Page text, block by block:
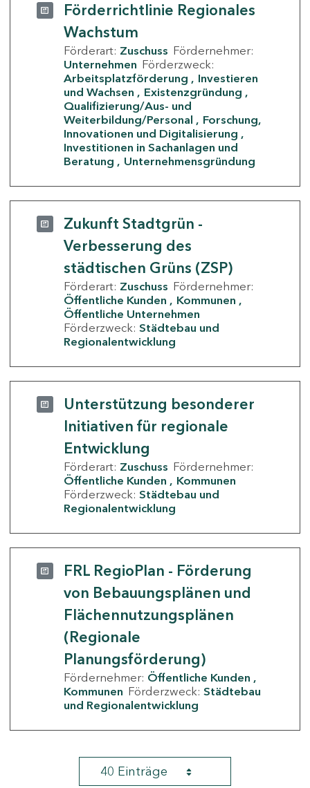
Förderrichtlinie Regionales
Wachstum
Förderart: Zuschuss Fördernehmer:
Unternehmen Förderzweck:
Arbeitsplatzförderung
Investieren
und Wachsen
Existenzgründung
Qualifizierung/Aus- und
Weiterbildung/Personal
Forschung,
Innovationen und Digitalisierung
Investitionen in Sachanlagen und
Beratung
Unternehmensgründung
Zukunft Stadtgrün -
Verbesserung des
städtischen Grüns (ZSP)
Förderart: Zuschuss Fördernehmer:
Öffentliche Kunden
Kommunen
Öffentliche Unternehmen
Förderzweck: Städtebau und
Regionalentwicklung
Unterstützung besonderer
Initiativen für regionale
Entwicklung
Förderart: Zuschuss Fördernehmer:
Öffentliche Kunden
Kommunen
Förderzweck: Städtebau und
Regionalentwicklung
FRL RegioPlan - Förderung
von Bebauungsplänen und
Flächennutzungsplänen
(Regionale
Planungsförderung)
Fördernehmer: Öffentliche Kunden
Kommunen Förderzweck: Städtebau
und Regionalentwicklung
40 Einträge